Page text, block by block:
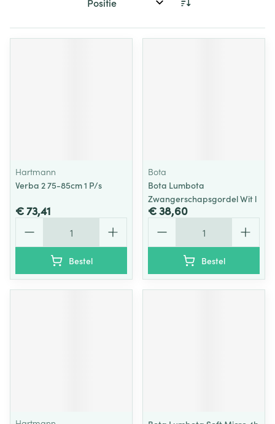
Sorteer op:
Hartmann
Verba 2 75-85cm 1 P/s
€ 73,41
Bestel
Bota
Bota Lumbota
Zwangerschapsgordel Wit l
€ 38,60
Bestel